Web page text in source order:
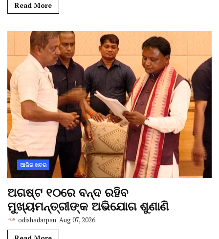
Read More
ଆଜିର ଖବର
ଅଗଷ୍ଟ ୧୦ରେ ବନ୍ଦ ରହିବ
ମୁଖ୍ୟମନ୍ତ୍ରୀଙ୍କ ଅଭିଯୋଗ ଶୁଣାଣି
odishadarpan Aug 07, 2026